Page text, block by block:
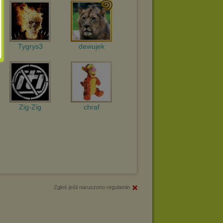
Tygrys3 dewujek
Zig-Zig chraf
Zgłoś jeśli naruszono regulamin